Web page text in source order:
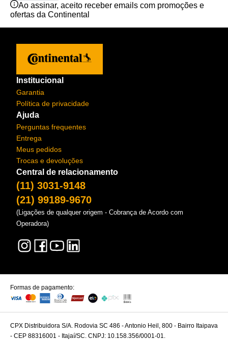
Ao assinar, aceito receber emails com promoções e
ofertas da Continental
Institucional
Garantia
Política de privacidade
Ajuda
Perguntas frequentes
Entrega
Meus pedidos
Trocas e devoluções
Central de relacionamento
(11) 3031-9148
(21) 99189-9670
(Ligações de qualquer origem - Cobrança de Acordo com
Operadora)
Formas de pagamento:
CPX Distribuidora S/A. Rodovia SC 486 - Antonio Heil, 800 - Bairro Itaipava
- CEP 88316001 - Itajaí/SC. CNPJ: 10.158.356/0001-01.